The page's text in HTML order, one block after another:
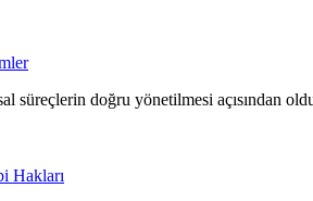
süreçlerin doğru yönetilmesi açısından
Hakları